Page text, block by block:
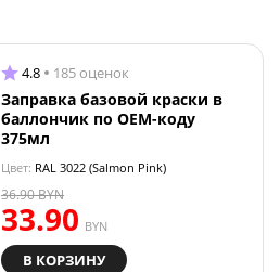
4.8 185 оценок
Заправка базовой краски в
баллончик по OEM-коду
375мл
Цвет: RAL 3022 (Salmon Pink)
33.90 BYN
36.90BYN
В КОРЗИНУ